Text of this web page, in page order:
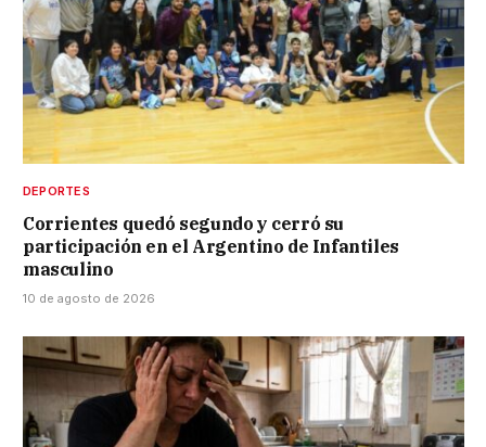
DEPORTES
Corrientes quedó segundo y cerró su
participación en el Argentino de Infantiles
masculino
10 de agosto de 2026